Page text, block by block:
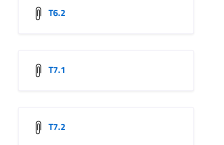
T6.2
T7.1
T7.2